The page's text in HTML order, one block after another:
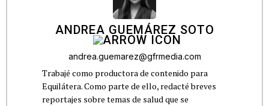
ANDREA GUEMÁREZ SOTO
andrea.guemarez@gfrmedia.com
Trabajé como productora de contenido para
Equilátera. Como parte de ello, redacté breves
reportajes sobre temas de salud que se